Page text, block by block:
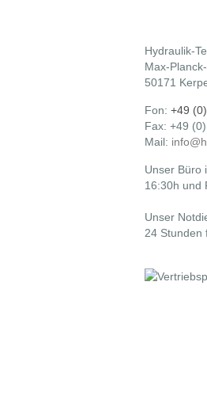
Hydraulik-
Max-
50171
Fon: +49
Fax: +49
Mail:
Unser Büro
16:30h und
Unser
24 Stunden